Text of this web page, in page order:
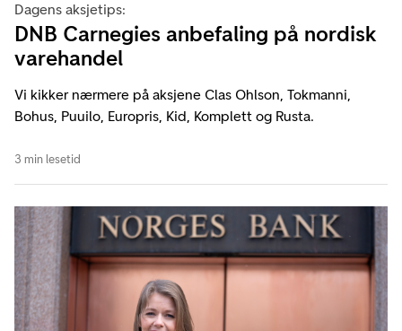
Dagens aksjetips:
DNB Carnegies anbefaling på nordisk
varehandel
Vi kikker nærmere på aksjene Clas Ohlson, Tokmanni,
Bohus, Puuilo, Europris, Kid, Komplett og Rusta.
3 min lesetid